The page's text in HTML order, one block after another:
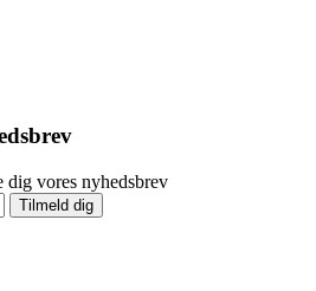
dig vores nyhedsbrev
Tilmeld dig